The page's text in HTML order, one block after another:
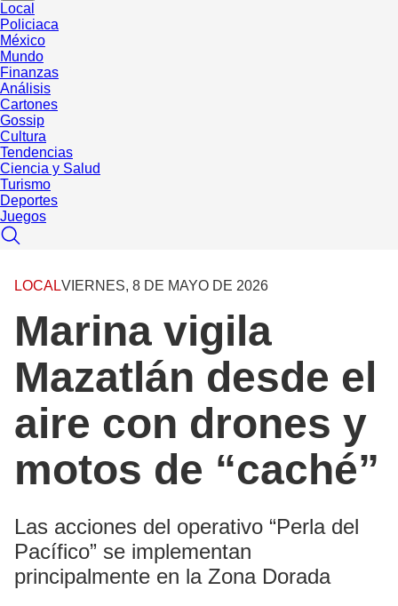
Local
Policiaca
México
Mundo
Finanzas
Análisis
Cartones
Gossip
Cultura
Tendencias
Ciencia y Salud
Turismo
Deportes
Juegos
LOCALVIERNES, 8 DE MAYO DE 2026
Marina vigila
Mazatlán desde el
aire con drones y
motos de “caché”
Las acciones del operativo “Perla del
Pacífico” se implementan
principalmente en la Zona Dorada